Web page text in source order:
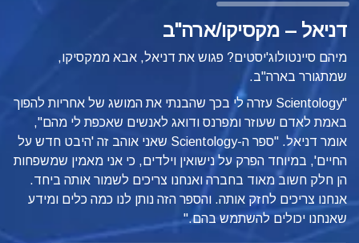
דניאל – מקסיקו/ארה"ב
מיהם סיינטולוג'יסטים? פגוש את דניאל, אבא ממקסיקו,
שמתגורר בארה"ב.
"Scientology עזרה לי בכך שהבנתי את המושג של אחריות להפוך
באמת לאדם שעוזר ומפרנס ודואג לאנשים שאכפת לי מהם",
אומר דניאל. "ספר ה-Scientology שאני אוהב זה 'היבט חדש על
החיים', במיוחד הפרק על נישואין וילדים, כי אני מאמין שמשפחות
הן חלק חשוב מאוד בחברה ואנחנו צריכים לשמור אותה ביחד.
אנחנו צריכים לחזק אותה. והספר הזה נותן לנו כמה כלים ומידע
שאנחנו יכולים להשתמש בהם."